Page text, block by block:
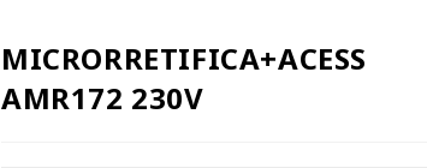
MICRORRETIFICA+ACESS
AMR172 230V